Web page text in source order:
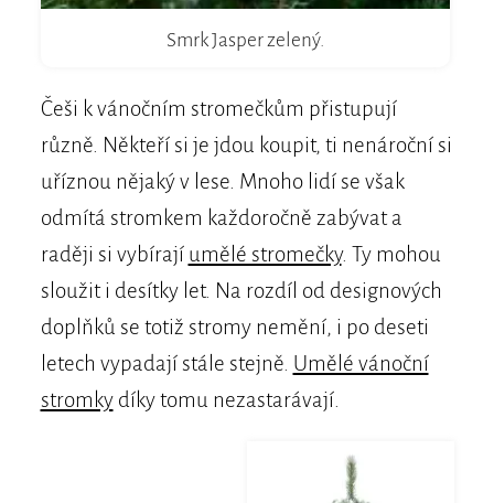
Smrk Jasper zelený.
Češi k vánočním stromečkům přistupují
různě. Někteří si je jdou koupit, ti nenároční si
uříznou nějaký v lese. Mnoho lidí se však
odmítá stromkem každoročně zabývat a
raději si vybírají umělé stromečky. Ty mohou
sloužit i desítky let. Na rozdíl od designových
doplňků se totiž stromy nemění, i po deseti
letech vypadají stále stejně. Umělé vánoční
stromkydíky tomu nezastarávají.